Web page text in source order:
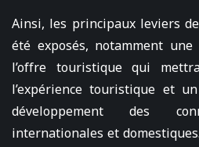
Ainsi, les principaux leviers
été exposés, notamment
l’offre touristique qui
l’expérience touristique et
développement des
internationales et domestiques.